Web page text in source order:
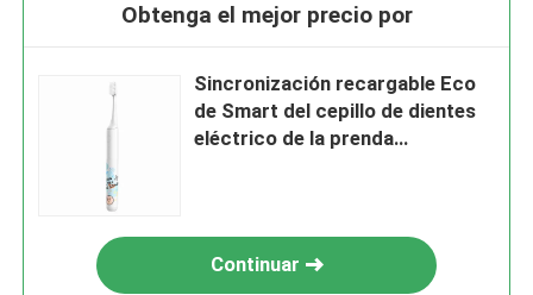
Obtenga el mejor precio por
Sincronización recargable Eco
de Smart del cepillo de dientes
eléctrico de la prenda
Continuar